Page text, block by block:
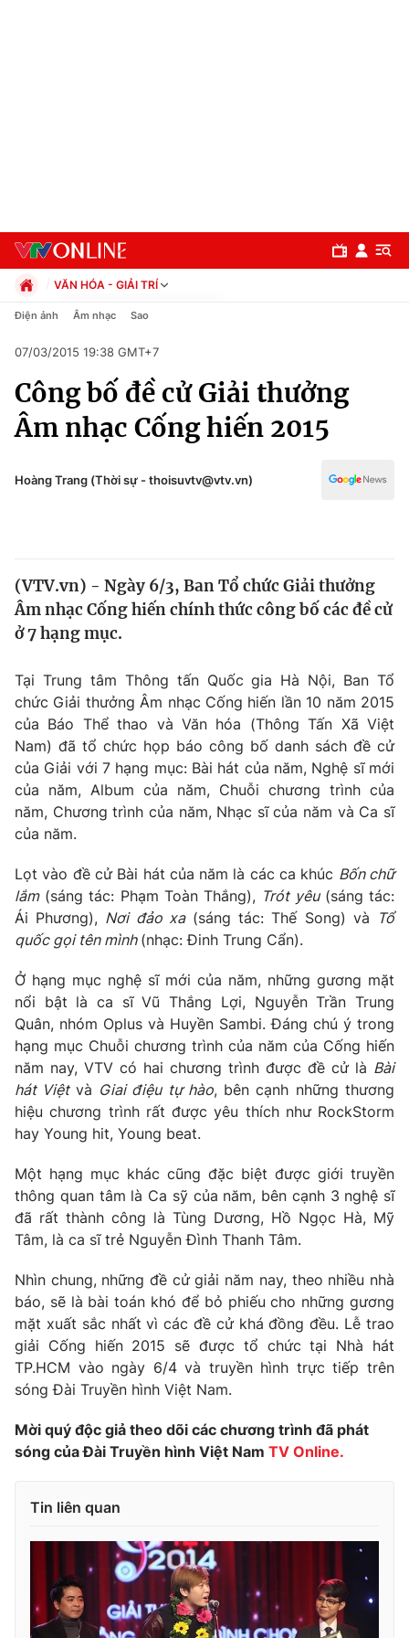
Chuyên mục
Chính trị
Y tế
Thế giới
Thế giới đó đây
Câu chuyện quốc tế
Kinh tế
Tài chính
Thị trường
Góc doanh nghiệp
Dữ liệu và đời sống
Truyền hình
Phim VTV
Nhân vật
Khán giả
Giải sao mai
Giải trí
Điện ảnh
Âm nhạc
Sao
Đời sống
Du lịch
Làm đẹp
Chất lượng cuộc sống
Giáo dục
Tuyển sinh
Học trực tuyến
Công nghệ
Hitech Công nghệ tương lai
Sản phẩm
Thị trường
Tư vấn
Giao lưu trực tuyến
Lịch phát sóng
Chuyên mục khác
Emagazine Podcast
Video Shorts video
VTV Money VTV Thể thao
VTV9 VTV8
Liên hệ tòa soạn English
VĂN HÓA - GIẢI TRÍ
Chính trị
Pháp luật
Kinh tế
Thể thao
Truyền hình
Y tế
Điện ảnh Âm nhạc Sao
07/03/2015 19:38 GMT+7
Công bố đề cử Giải thưởng
Âm nhạc Cống hiến 2015
Hoàng Trang (Thời sự - thoisuvtv@vtv.vn)
(VTV.vn) - Ngày 6/3, Ban Tổ chức Giải thưởng
Âm nhạc Cống hiến chính thức công bố các đề cử
ở 7 hạng mục.
Tại Trung tâm Thông tấn Quốc gia Hà Nội, Ban Tổ
chức Giải thưởng Âm nhạc Cống hiến lần 10 năm 2015
của Báo Thể thao và Văn hóa (Thông Tấn Xã Việt
Nam) đã tổ chức họp báo công bố danh sách đề cử
của Giải với 7 hạng mục: Bài hát của năm, Nghệ sĩ mới
của năm, Album của năm, Chuỗi chương trình của
năm, Chương trình của năm, Nhạc sĩ của năm và Ca sĩ
của năm.
Lọt vào đề cử Bài hát của năm là các ca khúc Bốn chữ
lắm(sáng tác: Phạm Toàn Thắng), Trót yêu(sáng tác:
Ái Phương), Nơi đảo xa(sáng tác: Thế Song) và Tổ
quốc gọi tên mình (nhạc: Đinh Trung Cẩn).
Ở hạng mục nghệ sĩ mới của năm, những gương mặt
nổi bật là ca sĩ Vũ Thắng Lợi, Nguyễn Trần Trung
Quân, nhóm Oplus và Huyền Sambi. Đáng chú ý trong
hạng mục Chuỗi chương trình của năm của Cống hiến
năm nay, VTV có hai chương trình được đề cử là Bài
hát Việt và Giai điệu tự hào, bên cạnh những thương
hiệu chương trình rất được yêu thích như RockStorm
hay Young hit, Young beat.
Một hạng mục khác cũng đặc biệt được giới truyền
thông quan tâm là Ca sỹ của năm, bên cạnh 3 nghệ sĩ
đã rất thành công là Tùng Dương, Hồ Ngọc Hà, Mỹ
Tâm, là ca sĩ trẻ Nguyễn Đình Thanh Tâm.
Nhìn chung, những đề cử giải năm nay, theo nhiều nhà
báo, sẽ là bài toán khó để bỏ phiếu cho những gương
mặt xuất sắc nhất vì các đề cử khá đồng đều. Lễ trao
giải Cống hiến 2015 sẽ được tổ chức tại Nhà hát
TP.HCM vào ngày 6/4 và truyền hình trực tiếp trên
sóng Đài Truyền hình Việt Nam.
Mời quý độc giả theo dõi các chương trình đã phát
sóng của Đài Truyền hình Việt Nam TV Online.
Tin liên quan